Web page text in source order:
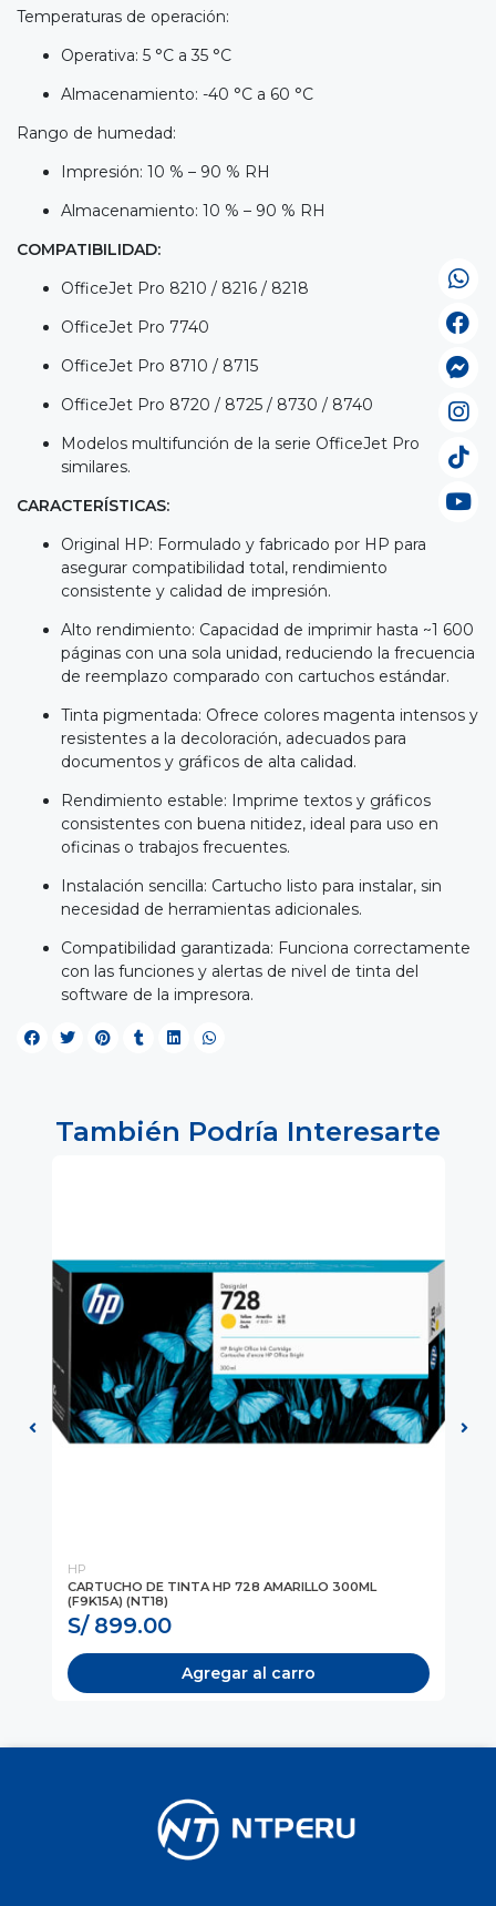
Temperaturas de operación:
Operativa: 5 °C a 35 °C
Almacenamiento: -40 °C a 60 °C
Rango de humedad:
Impresión: 10 % – 90 % RH
Almacenamiento: 10 % – 90 % RH
COMPATIBILIDAD:
OfficeJet Pro 8210 / 8216 / 8218
OfficeJet Pro 7740
OfficeJet Pro 8710 / 8715
OfficeJet Pro 8720 / 8725 / 8730 / 8740
Modelos multifunción de la serie OfficeJet Pro
similares.
CARACTERÍSTICAS:
Original HP: Formulado y fabricado por HP para
asegurar compatibilidad total, rendimiento
consistente y calidad de impresión.
Alto rendimiento: Capacidad de imprimir hasta ~1 600
páginas con una sola unidad, reduciendo la frecuencia
de reemplazo comparado con cartuchos estándar.
Tinta pigmentada: Ofrece colores magenta intensos y
resistentes a la decoloración, adecuados para
documentos y gráficos de alta calidad.
Rendimiento estable: Imprime textos y gráficos
consistentes con buena nitidez, ideal para uso en
oficinas o trabajos frecuentes.
Instalación sencilla: Cartucho listo para instalar, sin
necesidad de herramientas adicionales.
Compatibilidad garantizada: Funciona correctamente
con las funciones y alertas de nivel de tinta del
software de la impresora.
También Podría Interesarte
HP
CARTUCHO DE TINTA HP 728 AMARILLO 300ML
(F9K15A) (NT18)
S/ 899.00
Agregar al carro